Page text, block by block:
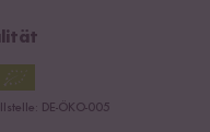
DE-ÖKO-005